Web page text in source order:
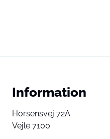
Information
Horsensvej 72A
Vejle 7100